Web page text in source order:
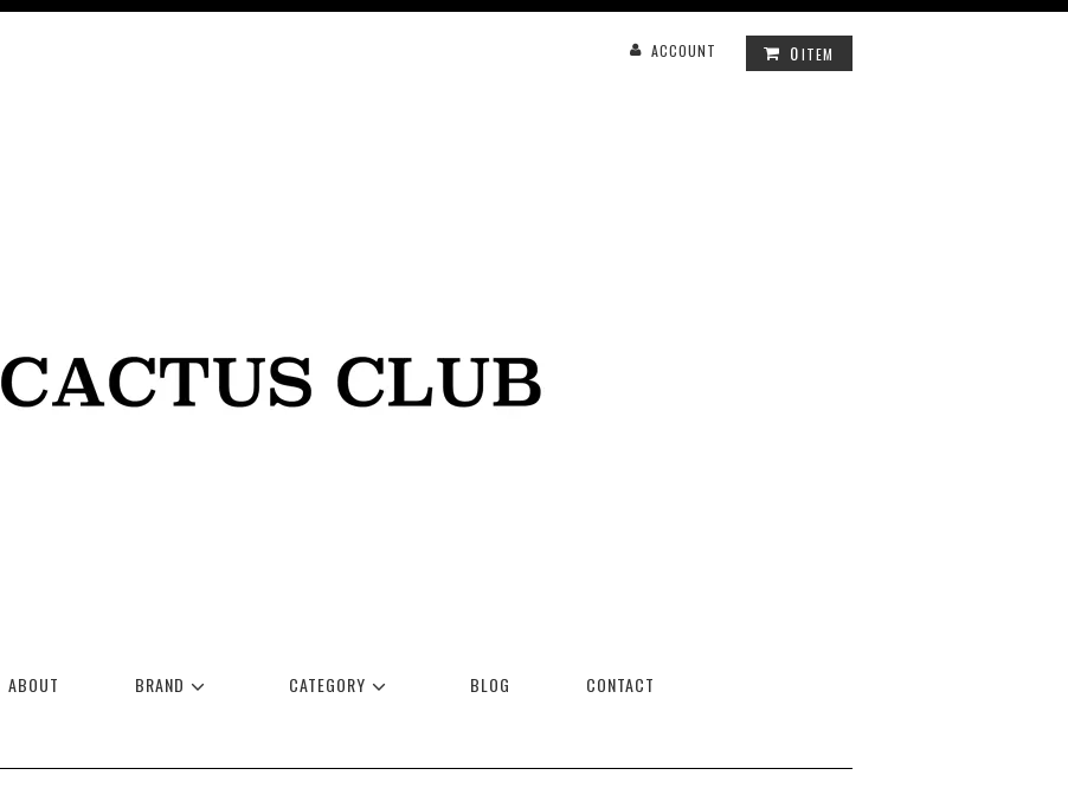
ACCOUNT 0ITEM
ABOUT BRAND CATEGORY BLOG CONTACT